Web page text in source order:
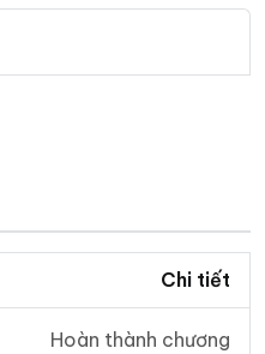
Chi tiết
Hoàn thành chương